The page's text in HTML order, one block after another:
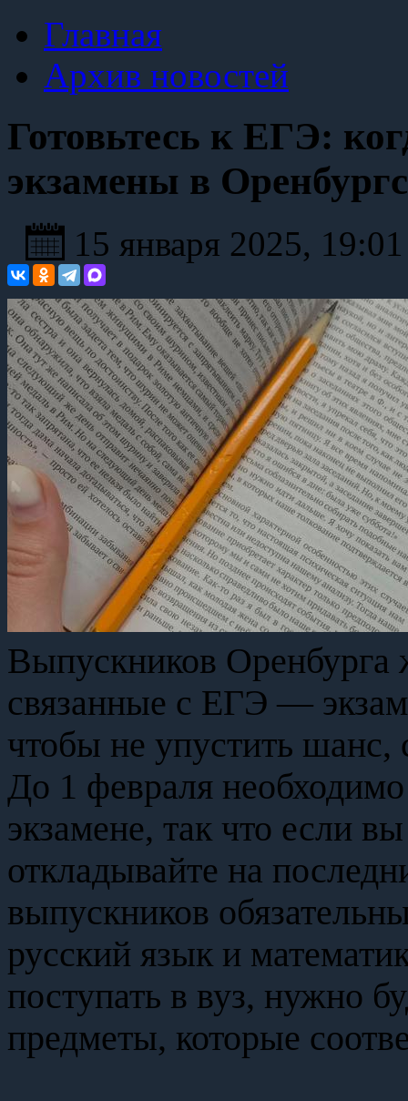
Главная
Архив новостей
Готовьтесь к ЕГЭ:
экзамены в
15 января 2025,
Выпускников
связанные с ЕГЭ —
чтобы не упустить шанс,
До 1 февраля необходимо
экзамене, так что если
откладывайте на
выпускников
русский язык и
поступать в вуз, нужно
предметы, которые